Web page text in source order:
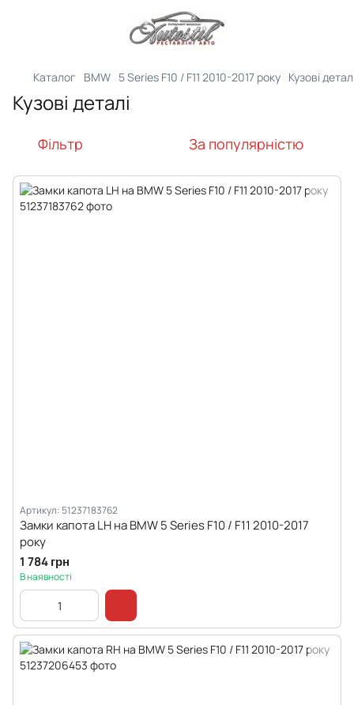
Каталог BMW 5 Series F10 / F11 2010-2017 року Кузові
Кузові деталі
Фільтр За популярністю
Артикул: 51237183762
Замки капота LH на BMW 5 Series F10 / F11 2010-2017
року
1 784 грн
В наявності